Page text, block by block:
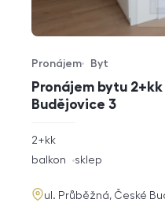
Pronájem bytu 2+kk
Budějovice 3
Typ nabídky
Pronájem
Typ nemovitosti
Byt
rozměry
2+kk
funkce
balkon sklep
adresa
ul. Průběžná, České